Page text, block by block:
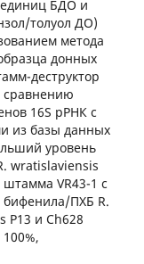
БДО и
толуол ДО)
метода
донных
деструктор
сравнению
16S рРНК с
из базы данных
уровень
wratislaviensis
штамма VR43-1 с
бифенила/ПХБ R.
Р13 и Ch628